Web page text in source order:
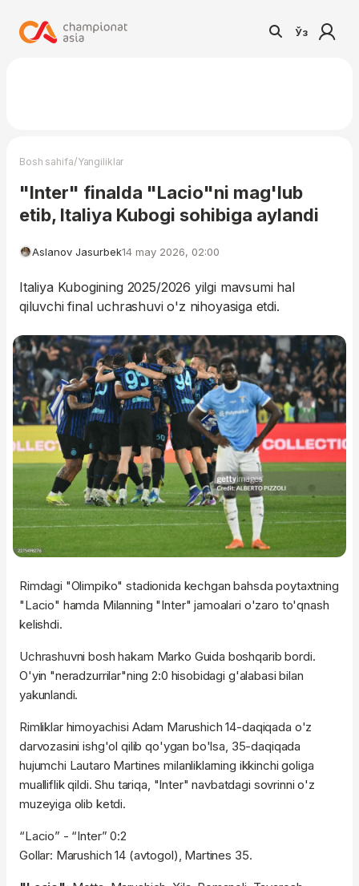
Ўз
Bosh sahifa/Yangiliklar
"Inter" finalda "Lacio"ni mag'lub
etib, Italiya Kubogi sohibiga aylandi
Aslanov Jasurbek14 may 2026, 02:00
Italiya Kubogining 2025/2026 yilgi mavsumi hal
qiluvchi final uchrashuvi o'z nihoyasiga etdi.
Rimdagi "Olimpiko" stadionida kechgan bahsda poytaxtning
"Lacio" hamda Milanning "Inter" jamoalari o'zaro to'qnash
kelishdi.
Uchrashuvni bosh hakam Marko Guida boshqarib bordi.
O'yin "neradzurrilar"ning 2:0 hisobidagi g'alabasi bilan
yakunlandi.
Rimliklar himoyachisi Adam Marushich 14-daqiqada o'z
darvozasini ishg'ol qilib qo'ygan bo'lsa, 35-daqiqada
hujumchi Lautaro Martines milanliklarning ikkinchi goliga
mualliflik qildi. Shu tariqa, "Inter" navbatdagi sovrinni o'z
muzeyiga olib ketdi.
“Lacio” - “Inter” 0:2
Gollar: Marushich 14 (avtogol), Martines 35.